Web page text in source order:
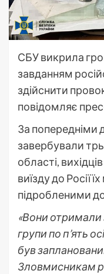
СБУ викрила
завданням
здійснити
повідомляє
За
завербували
області,
виїзду до Росії
підробленими
«Вони отримали
групи по п’ять
був
Зловмисникам